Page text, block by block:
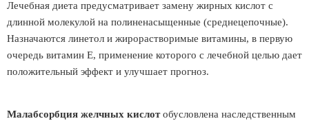
Лечебная диета предусматривает замену жирных кислот с
длинной молекулой на полиненасыщенные (среднецепочные).
Назначаются линетол и жирорастворимые витамины, в первую
очередь витамин Е, применение которого с лечебной целью дает
положительный эффект и улучшает прогноз.
Малабсорбция желчных кислотобусловлена наследственным